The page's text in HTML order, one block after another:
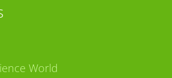
World